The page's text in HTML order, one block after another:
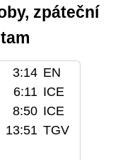
zpáteční
3:14 EN
6:11 ICE
8:50 ICE
13:51 TGV